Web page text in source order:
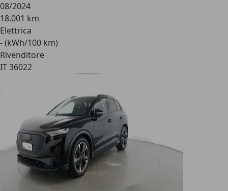
08/2024
18.001 km
Elettrica
- (kWh/100 km)
Rivenditore
IT 36022